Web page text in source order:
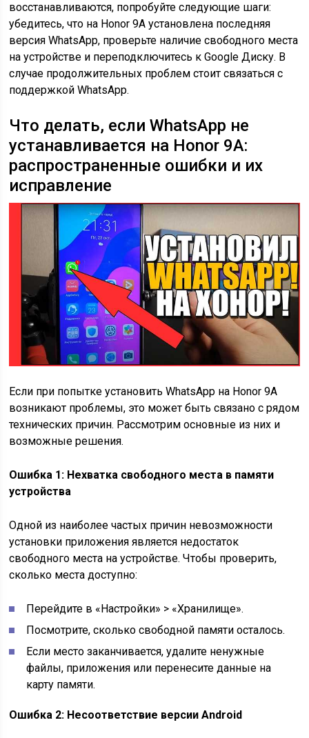
восстанавливаются, попробуйте следующие шаги:
убедитесь, что на Honor 9A установлена последняя
версия WhatsApp, проверьте наличие свободного места
на устройстве и переподключитесь к Google Диску. В
случае продолжительных проблем стоит связаться с
поддержкой WhatsApp.
Что делать, если WhatsApp не
устанавливается на Honor 9A:
распространенные ошибки и их
исправление
Если при попытке установить WhatsApp на Honor 9A
возникают проблемы, это может быть связано с рядом
технических причин. Рассмотрим основные из них и
возможные решения.
Ошибка 1: Нехватка свободного места в памяти
устройства
Одной из наиболее частых причин невозможности
установки приложения является недостаток
свободного места на устройстве. Чтобы проверить,
сколько места доступно:
Перейдите в «Настройки» > «Хранилище».
Посмотрите, сколько свободной памяти осталось.
Если место заканчивается, удалите ненужные
файлы, приложения или перенесите данные на
карту памяти.
Ошибка 2: Несоответствие версии Android